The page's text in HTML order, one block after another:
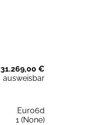
31.269,00 €
ausweisbar
Euro6d
1 (None)